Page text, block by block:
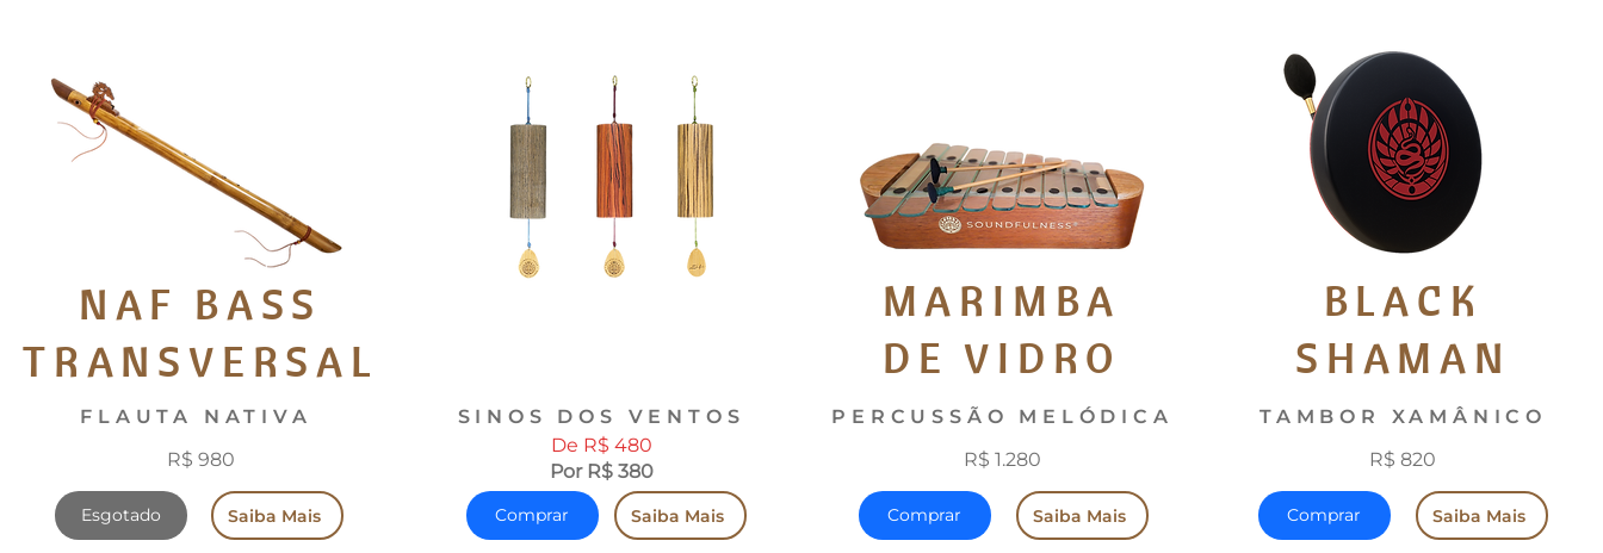
NAF BASS
TRANSVERSAL
FLAUTA NATIVA
R$ 980
Esgotado Saiba Mais
SINOS DOS VENTOS
De R$ 480
Por R$ 380
Comprar Saiba Mais
MARIMBA
DE VIDRO
PERCUSSÃO MELÓDICA
R$ 1.280
Comprar Saiba Mais
BLACK
SHAMAN
TAMBOR XAMÂNICO
R$ 820
Comprar Saiba Mais